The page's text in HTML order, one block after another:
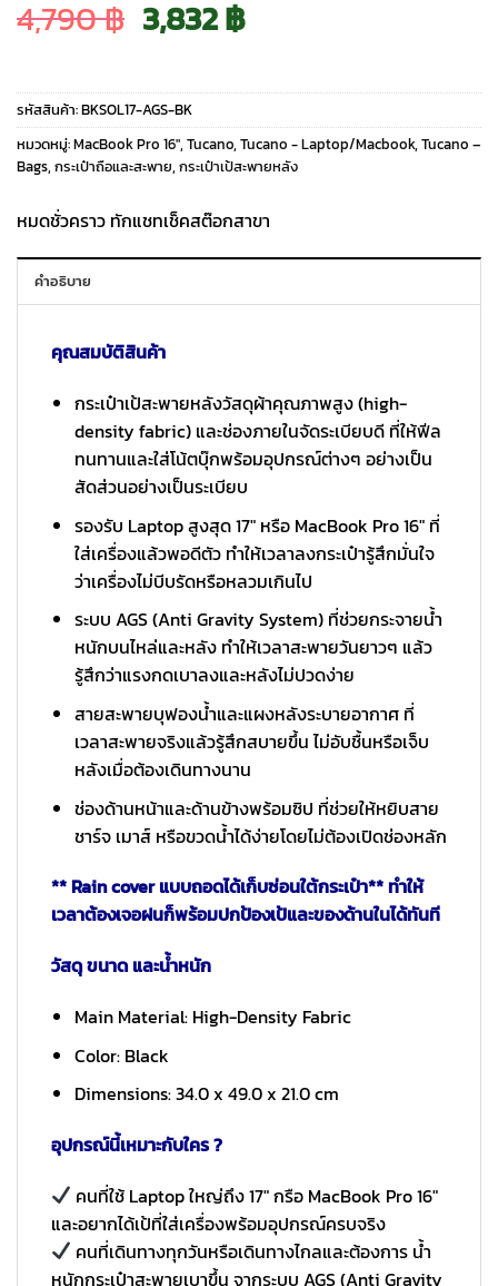
4,790฿ Original
price
was:
4,790 ฿.
3,832฿Current
price
is:
3,832 ฿.
รหัสสินค้า:BKSOL17-AGS-BK
หมวดหมู่:MacBook Pro 16″, Tucano, Tucano - Laptop/Macbook, Tucano –
Bags, กระเป๋าถือและสะพาย, กระเป๋าเป้สะพายหลัง
หมดชั่วคราว ทักแชทเช็คสต๊อกสาขา
คำอธิบาย
คุณสมบัติสินค้า
กระเป๋าเป้สะพายหลังวัสดุผ้าคุณภาพสูง (high-
density fabric) และช่องภายในจัดระเบียบดี ที่ให้ฟีล
ทนทานและใส่โน้ตบุ๊กพร้อมอุปกรณ์ต่างๆ อย่างเป็น
สัดส่วนอย่างเป็นระเบียบ
รองรับ Laptop สูงสุด 17″ หรือ MacBook Pro 16″ ที่
ใส่เครื่องแล้วพอดีตัว ทำให้เวลาลงกระเป๋ารู้สึกมั่นใจ
ว่าเครื่องไม่บีบรัดหรือหลวมเกินไป
ระบบ AGS (Anti Gravity System) ที่ช่วยกระจายน้ำ
หนักบนไหล่และหลัง ทำให้เวลาสะพายวันยาวๆ แล้ว
รู้สึกว่าแรงกดเบาลงและหลังไม่ปวดง่าย
สายสะพายบุฟองน้ำและแผงหลังระบายอากาศ ที่
เวลาสะพายจริงแล้วรู้สึกสบายขึ้น ไม่อับชื้นหรือเจ็บ
หลังเมื่อต้องเดินทางนาน
ช่องด้านหน้าและด้านข้างพร้อมซิป ที่ช่วยให้หยิบสาย
ชาร์จ เมาส์ หรือขวดน้ำได้ง่ายโดยไม่ต้องเปิดช่องหลัก
** Rain cover แบบถอดได้เก็บซ่อนใต้กระเป๋า** ทำให้
เวลาต้องเจอฝนก็พร้อมปกป้องเป้และของด้านในได้ทันที
วัสดุ ขนาด และน้ำหนัก
Main Material: High-Density Fabric
Color: Black
Dimensions: 34.0 x 49.0 x 21.0 cm
อุปกรณ์นี้เหมาะกับใคร ?
คนที่ใช้ Laptop ใหญ่ถึง 17″ กรือ MacBook Pro 16″
และอยากได้เป้ที่ใส่เครื่องพร้อมอุปกรณ์ครบจริง
คนที่เดินทางทุกวันหรือเดินทางไกลและต้องการ น้ำ
หนักกระเป๋าสะพายเบาขึ้น จากระบบ AGS (Anti Gravity